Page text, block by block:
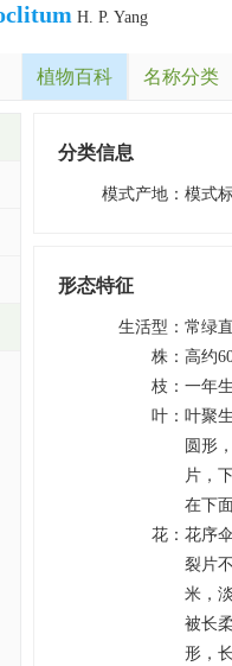
H. P. Yang
植物百科 名称分类
分类信息
模式产地 ： 模式
形态特征
生活型 ： 常绿
株 ： 高约
枝 ： 一年
叶 ： 叶聚
圆形
片，
在下
花 ： 花序
裂片
米，
被长
形，